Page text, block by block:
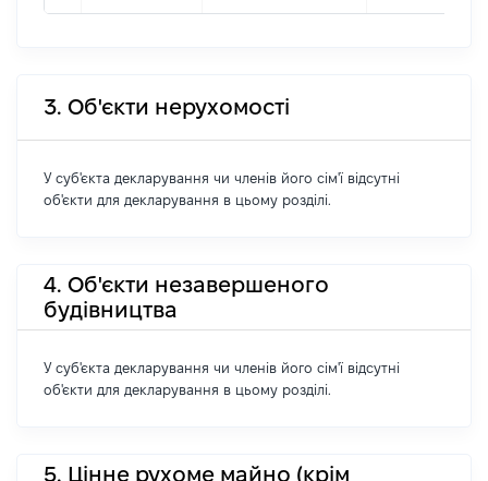
3. Об'єкти нерухомості
У суб'єкта декларування чи членів його сім'ї відсутні
об'єкти для декларування в цьому розділі.
4. Об'єкти незавершеного
будівництва
У суб'єкта декларування чи членів його сім'ї відсутні
об'єкти для декларування в цьому розділі.
5. Цінне рухоме майно (крім